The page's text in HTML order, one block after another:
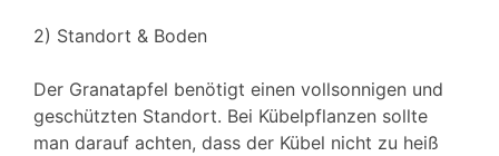
2) Standort & Boden
Der Granatapfel benötigt einen vollsonnigen und
geschützten Standort. Bei Kübelpflanzen sollte
man darauf achten, dass der Kübel nicht zu heiß